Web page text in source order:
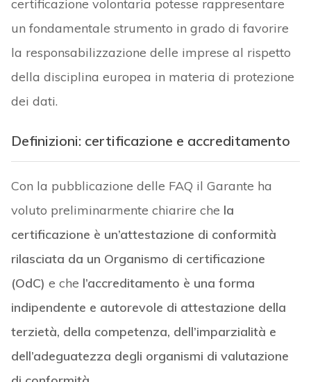
certificazione volontaria potesse rappresentare
un fondamentale strumento in grado di favorire
la responsabilizzazione delle imprese al rispetto
della disciplina europea in materia di protezione
dei dati.
Definizioni: certificazione e accreditamento
Con la pubblicazione delle FAQ il Garante ha
voluto preliminarmente chiarire che la
certificazione è un’attestazione di conformità
rilasciata da un Organismo di certificazione
(OdC) e che l’accreditamento è una forma
indipendente e autorevole di attestazione della
terzietà, della competenza, dell’imparzialità e
dell’adeguatezza degli organismi di valutazione